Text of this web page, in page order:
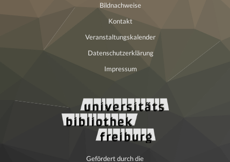
Bildnachweise
Kontakt
Veranstaltungskalender
Datenschutzerklärung
Impressum
Gefördert durch die